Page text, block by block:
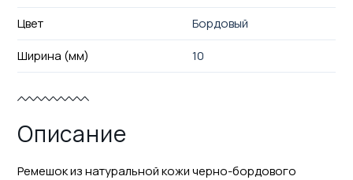
Цвет
Бордовый
Ширина (мм)
10
Описание
Ремешок из натуральной кожи черно-бордового